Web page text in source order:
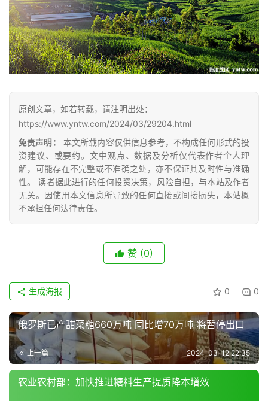
原创文章，如若转载，请注明出处：
https://www.yntw.com/2024/03/29204.html
免责声明：
本文所载内容仅供信息参考，不构成任何形式的投
资建议、或要约。文中观点、数据及分析仅代表作者个人理
解，可能存在不完整或不准确之处，亦不保证其及时性与准确
性。 读者据此进行的任何投资决策，风险自担，与本站及作者
无关。因使用本文信息所导致的任何直接或间接损失，本站概
不承担任何法律责任。
赞 (0)
0 0
生成海报
俄罗斯已产甜菜糖660万吨 同比增70万吨 将暂停出口
上一篇 2024-03-12 22:35
农业农村部：加快推进糖料生产提质降本增效